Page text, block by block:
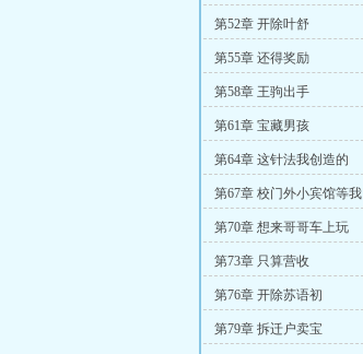
第52章 开除叶舒
第55章 还得奖励
第58章 王驹出手
第61章 宝藏男孩
第64章 这针法我创造的
第67章 校门外小宾馆等我
第70章 想来哥哥车上玩
第73章 只算营收
第76章 开除苏语初
第79章 拆迁户卖宝